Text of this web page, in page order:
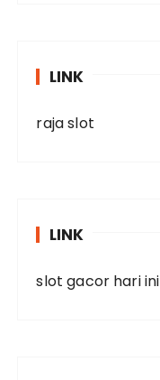
LINK
raja slot
LINK
slot gacor hari ini